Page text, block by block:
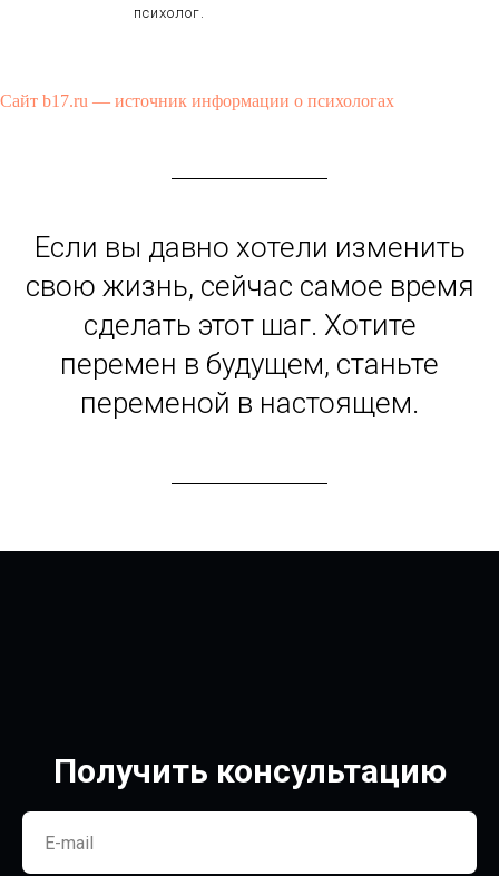
психолог.
Сайт b17.ru — источник информации о психологах
Если вы давно хотели изменить
свою жизнь, сейчас самое время
сделать этот шаг. Хотите
перемен в будущем, станьте
переменой в настоящем.
Получить консультацию